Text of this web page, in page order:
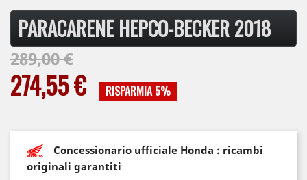
PARACARENE HEPCO-BECKER 2018
289,00 €
274,55 € RISPARMIA 5%
Concessionario ufficiale Honda : ricambi
originali garantiti